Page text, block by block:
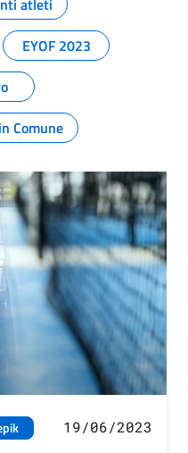
atleti
EYOF 2023
Comune
19/06/2023